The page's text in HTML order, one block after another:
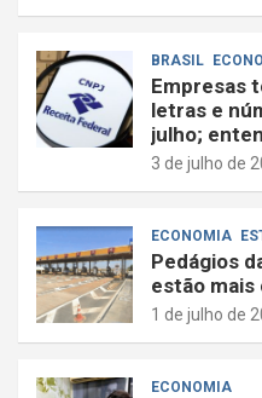
BRASIL
Empresas
letras e
julho;
3 de julho de
ECONOMIA
Pedágios
estão mais
1 de julho de
ECONOMIA